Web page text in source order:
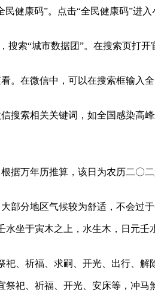
健康码”。点击“全民健康码”进
索“城市数据团”。在搜索页打
。在微信中，可以在搜索框输入
搜索相关关键词，如全国感染高
据万年历推算，该日为农历二
部分地区气候较为舒适，不会过于
坐于寅木之上，水生木，日元
、祈福、求嗣、开光、出行、
祀、祈福、开光、安床等，冲